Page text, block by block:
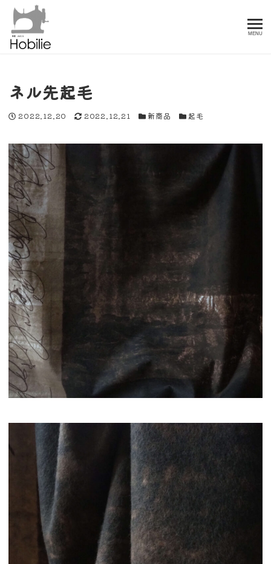
MENU
ネル先起毛
投稿日
2022.12.20 更新日
2022.12.21 カテゴリー
新商品 カテゴリー
起毛